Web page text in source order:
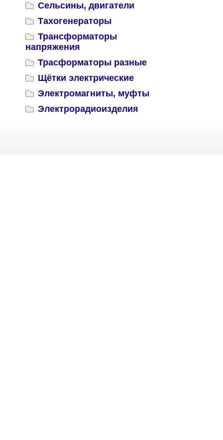
Сельсины, двигатели
Тахогенераторы
Трансформаторы
напряжения
Трасформаторы разные
Щётки электрические
Электромагниты, муфты
Электрорадиоизделия